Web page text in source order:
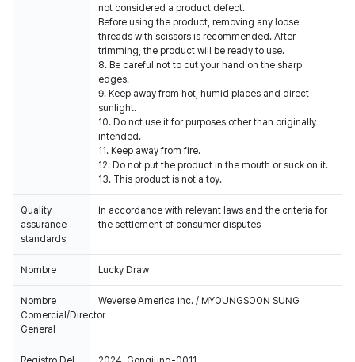
not considered a product defect.
Before using the product, removing any loose
threads with scissors is recommended. After
trimming, the product will be ready to use.
8. Be careful not to cut your hand on the sharp
edges.
9. Keep away from hot, humid places and direct
sunlight.
10. Do not use it for purposes other than originally
intended.
11. Keep away from fire.
12. Do not put the product in the mouth or suck on it.
13. This product is not a toy.
Quality
assurance
standards
In accordance with relevant laws and the criteria for
the settlement of consumer disputes
Nombre Lucky Draw
Nombre
Comercial/Director
General
Weverse America Inc. / MYOUNGSOON SUNG